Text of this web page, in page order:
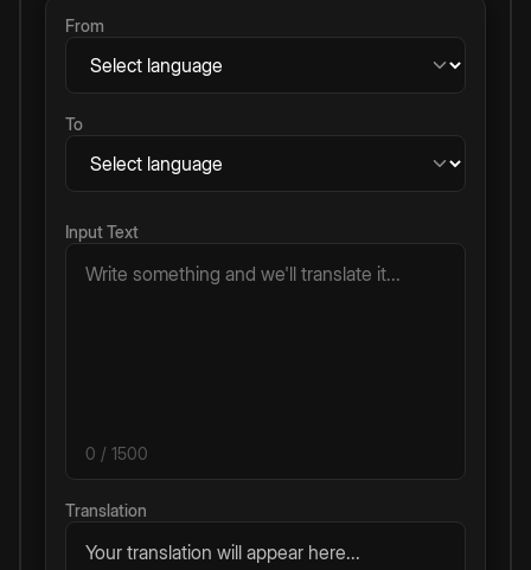
From
To
Input Text
0 / 1500
Translation
Your translation will appear here...